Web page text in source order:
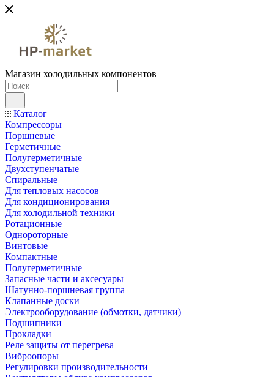
Магазин холодильных компонентов
Каталог
Компрессоры
Поршневые
Герметичные
Полугерметичные
Двухступенчатые
Спиральные
Для тепловых насосов
Для кондиционирования
Для холодильной техники
Ротационные
Однороторные
Винтовые
Компактные
Полугерметичные
Запасные части и аксесуары
Шатунно-поршневая группа
Клапанные доски
Электрооборудование (обмотки, датчики)
Подшипники
Прокладки
Реле защиты от перегрева
Виброопоры
Регулировки производительности